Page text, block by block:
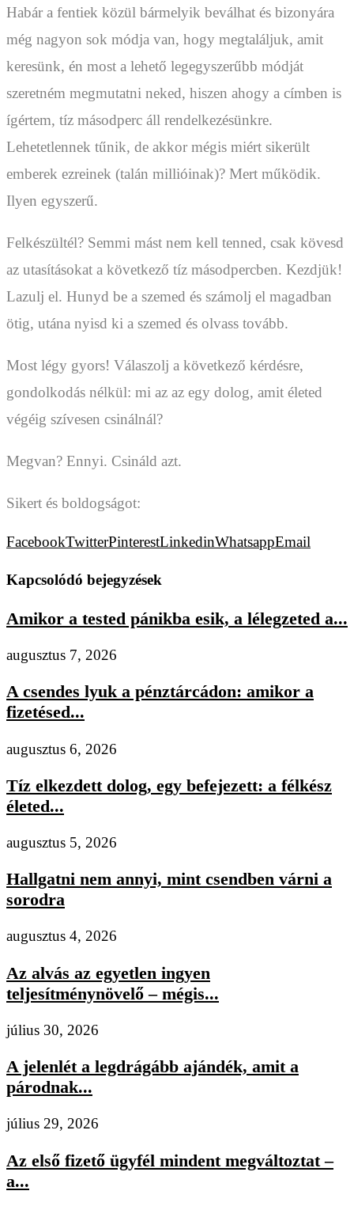
Habár a fentiek közül bármelyik beválhat és bizonyára
még nagyon sok módja van, hogy megtaláljuk, amit
keresünk, én most a lehető legegyszerűbb módját
szeretném megmutatni neked, hiszen ahogy a címben is
ígértem, tíz másodperc áll rendelkezésünkre.
Lehetetlennek tűnik, de akkor mégis miért sikerült
emberek ezreinek (talán millióinak)? Mert működik.
Ilyen egyszerű.
Felkészültél? Semmi mást nem kell tenned, csak kövesd
az utasításokat a következő tíz másodpercben. Kezdjük!
Lazulj el. Hunyd be a szemed és számolj el magadban
ötig, utána nyisd ki a szemed és olvass tovább.
Most légy gyors! Válaszolj a következő kérdésre,
gondolkodás nélkül: mi az az egy dolog, amit életed
végéig szívesen csinálnál?
Megvan? Ennyi. Csináld azt.
Sikert és boldogságot:
FacebookTwitterPinterestLinkedinWhatsappEmail
Kapcsolódó bejegyzések
Amikor a tested pánikba esik, a lélegzeted a...
augusztus 7, 2026
A csendes lyuk a pénztárcádon: amikor a
fizetésed...
augusztus 6, 2026
Tíz elkezdett dolog, egy befejezett: a félkész
életed...
augusztus 5, 2026
Hallgatni nem annyi, mint csendben várni a
sorodra
augusztus 4, 2026
Az alvás az egyetlen ingyen
teljesítménynövelő – mégis...
július 30, 2026
A jelenlét a legdrágább ajándék, amit a
párodnak...
július 29, 2026
Az első fizető ügyfél mindent megváltoztat –
a...